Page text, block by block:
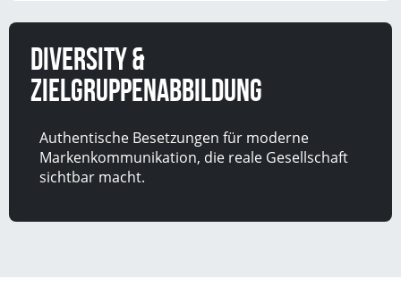
Diversity &
Zielgruppenabbildung
Authentische Besetzungen für moderne
Markenkommunikation, die reale Gesellschaft
sichtbar macht.